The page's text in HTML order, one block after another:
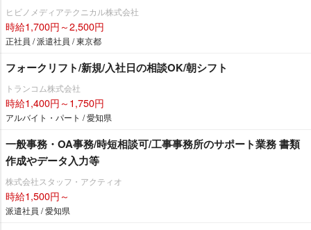
ヒビノメディアテクニカル株式会社
時給1,700円～2,500円
正社員 / 派遣社員 / 東京都
フォークリフト/新規/入社日の相談OK/朝シフト
トランコム株式会社
時給1,400円～1,750円
アルバイト・パート / 愛知県
一般事務・OA事務/時短相談可/工事事務所のサポート業務 書類
作成やデータ入力等
株式会社スタッフ・アクティオ
時給1,500円～
派遣社員 / 愛知県